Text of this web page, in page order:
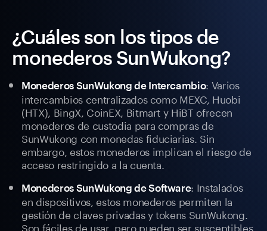
¿Cuáles son los tipos de
monederos SunWukong?
Monederos SunWukong de Intercambio: Varios
intercambios centralizados como MEXC, Huobi
(HTX), BingX, CoinEX, Bitmart y HiBT ofrecen
monederos de custodia para compras de
SunWukong con monedas fiduciarias. Sin
embargo, estos monederos implican el riesgo de
acceso restringido a la cuenta.
Monederos SunWukong de Software: Instalados
en dispositivos, estos monederos permiten la
gestión de claves privadas y tokens SunWukong.
Son fáciles de usar, pero pueden ser susceptibles